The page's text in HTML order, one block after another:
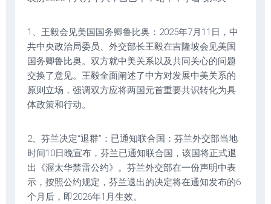
1、王毅会见美国国务卿鲁比奥：2025年7月11日，中
共中央政治局委员、外交部长王毅在吉隆坡会见美国
国务卿鲁比奥。双方就中美关系以及共同关心的问题
交换了意见。王毅全面阐述了中方对发展中美关系的
原则立场，强调双方应将两国元首重要共识转化为具
体政策和行动。
2、芬兰决定“退群”：已通知联合国：芬兰外交部当地
时间10日晚宣布，芬兰已通知联合国，该国将正式退
出《渥太华禁雷公约》。芬兰外交部在一份声明中表
示，按照公约规定，芬兰退出的决定将在通知发布的6
个月后，即2026年1月生效。